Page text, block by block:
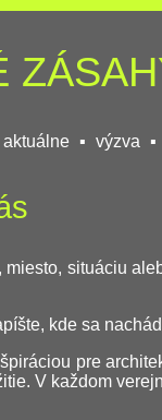
aktuálne ▪ výzva ▪
miesto, situáciu
kde sa
pre
V každom